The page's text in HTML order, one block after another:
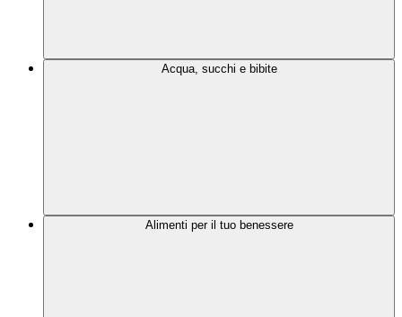
Acqua, succhi e bibite
Alimenti per il tuo benessere